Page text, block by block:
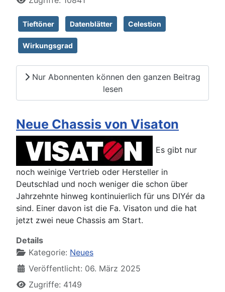
Tieftöner Datenblätter Celestion
Wirkungsgrad
Nur Abonnenten können den ganzen Beitrag
lesen
Neue Chassis von Visaton
Es gibt nur
noch weinige Vertrieb oder Hersteller in
Deutschlad und noch weniger die schon über
Jahrzehnte hinweg kontinuierlich für uns DIYér da
sind. Einer davon ist die Fa. Visaton und die hat
jetzt zwei neue Chassis am Start.
Details
Kategorie: Neues
Veröffentlicht: 06. März 2025
Zugriffe: 4149